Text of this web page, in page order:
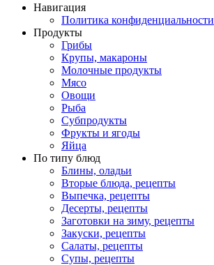
Навигация
Политика конфиденциальности
Продукты
Грибы
Крупы, макароны
Молочные продукты
Мясо
Овощи
Рыба
Субпродукты
Фрукты и ягоды
Яйца
По типу блюд
Блины, оладьи
Вторые блюда, рецепты
Выпечка, рецепты
Десерты, рецепты
Заготовки на зиму, рецепты
Закуски, рецепты
Салаты, рецепты
Супы, рецепты